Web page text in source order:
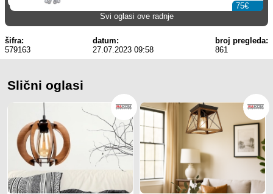
75€
Svi oglasi ove radnje
šifra:
579163
datum:
27.07.2023 09:58
broj pregleda:
861
Slični oglasi